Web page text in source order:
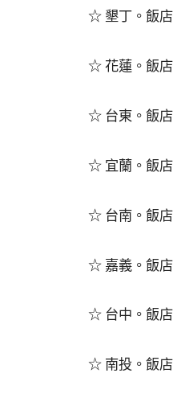
☆ 墾丁。飯
☆ 花蓮。飯
☆ 台東。飯
☆ 宜蘭。飯
☆ 台南。飯
☆ 嘉義。飯
☆ 台中。飯
☆ 南投。飯